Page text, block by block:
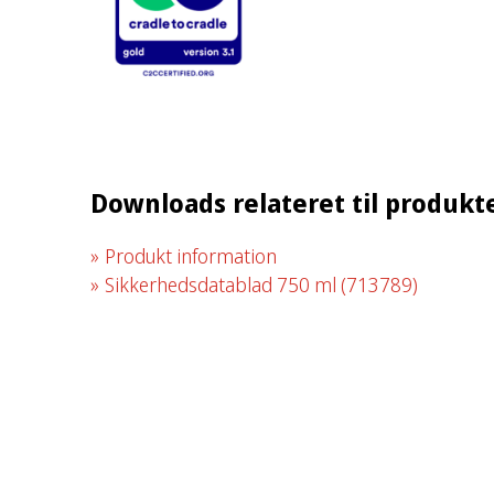
Downloads relateret til
Produkt information
Sikkerhedsdatablad 750 ml (713789)